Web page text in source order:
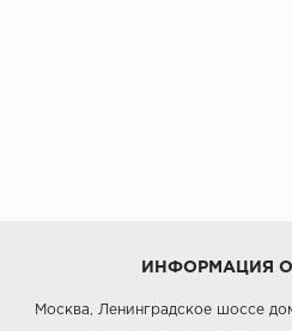
ИНФОРМАЦИЯ
Москва, Ленинградское шоссе